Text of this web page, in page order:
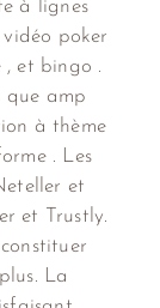
à lignes
poker
, et bingo .
que amp
à thème
. Les
et
et Trustly.
La